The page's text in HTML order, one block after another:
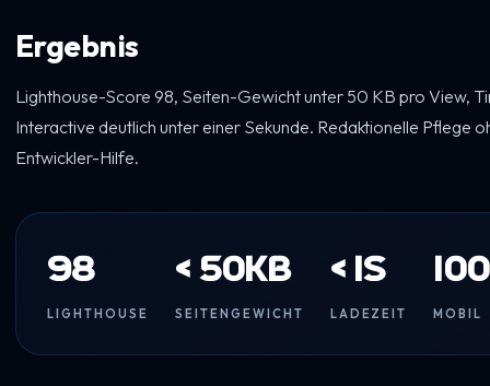
Ergebnis
Lighthouse-Score 98, Seiten-Gewicht unter 50 KB pro View,
Interactive deutlich unter einer Sekunde. Redaktionelle Pflege
Entwickler-Hilfe.
98
LIGHTHOUSE
< 50kb
SEITENGEWICHT
< 1s
LADEZEIT MOBIL